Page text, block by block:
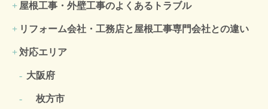
屋根工事・外壁工事のよくある トラブル
リフォーム会社・工務店と屋根工事専門会社との違い
対応エリア
大阪府
枚方市